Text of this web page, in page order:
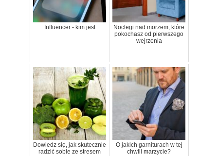
Influencer - kim jest
Noclegi nad morzem, które
pokochasz od pierwszego
wejrzenia
Dowiedz się, jak skutecznie
radzić sobie ze stresem
O jakich garniturach w tej
chwili marzycie?